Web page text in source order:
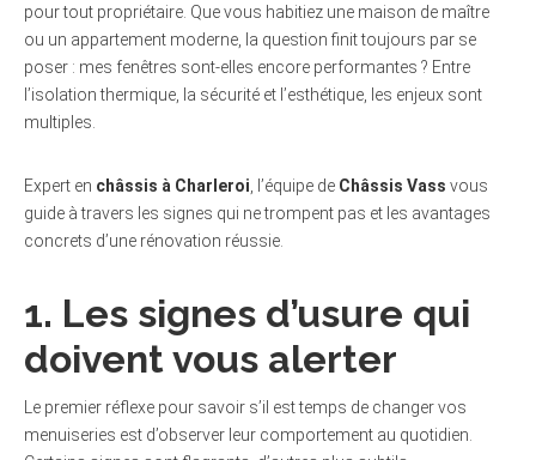
pour tout propriétaire. Que vous habitiez une maison de maître
ou un appartement moderne, la question finit toujours par se
poser : mes fenêtres sont-elles encore performantes ? Entre
l’isolation thermique, la sécurité et l’esthétique, les enjeux sont
multiples.
Expert en châssis à Charleroi , l’équipe de Châssis Vass vous
guide à travers les signes qui ne trompent pas et les avantages
concrets d’une rénovation réussie.
1. Les signes d’usure qui
doivent vous alerter
Le premier réflexe pour savoir s’il est temps de changer vos
menuiseries est d’observer leur comportement au quotidien.